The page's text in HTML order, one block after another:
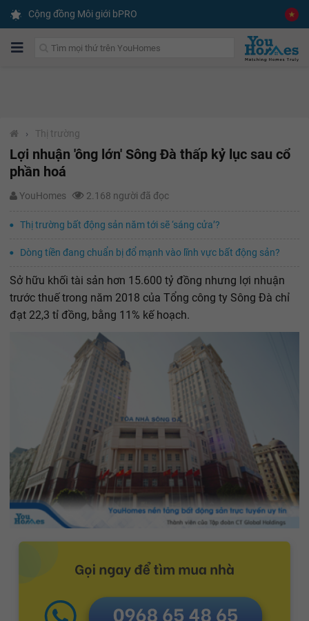
Cộng đồng Môi giới bPRO
› Thị trường
Lợi nhuận 'ông lớn' Sông Đà thấp kỷ lục sau cổ
phần hoá
YouHomes 2.168 người đã đọc
Thị trường bất động sản năm tới sẽ ‘sáng cửa’?
Dòng tiền đang chuẩn bị đổ mạnh vào lĩnh vực bất động sản?
Sở hữu khối tài sản hơn 15.600 tỷ đồng nhưng lợi nhuận
trước thuế trong năm 2018 của Tổng công ty Sông Đà chỉ
đạt 22,3 tỉ đồng, bằng 11% kế hoạch.